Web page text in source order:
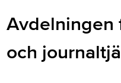
Avdelningen
och